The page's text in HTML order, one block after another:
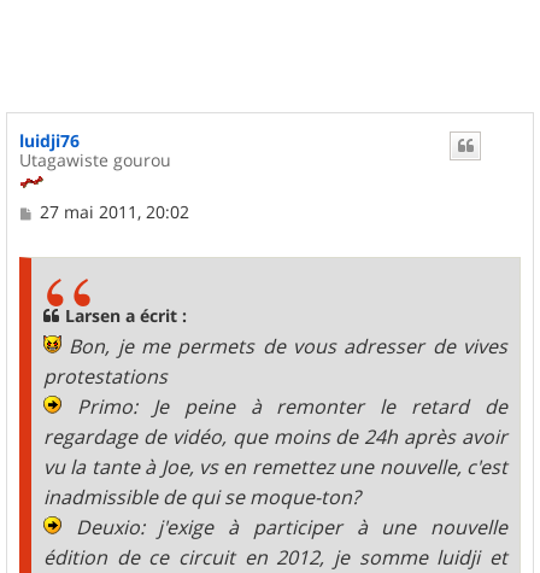
luidji76
Utagawiste gourou
M
27 mai 2011, 20:02
Larsen a écrit :
Bon, je me permets de vous adresser de vives
protestations
Primo: Je peine à remonter le retard de
regardage de vidéo, que moins de 24h après avoir
vu la tante à Joe, vs en remettez une nouvelle, c'est
inadmissible de qui se moque-ton?
Deuxio: j'exige à participer à une nouvelle
édition de ce circuit en 2012, je somme luidji et